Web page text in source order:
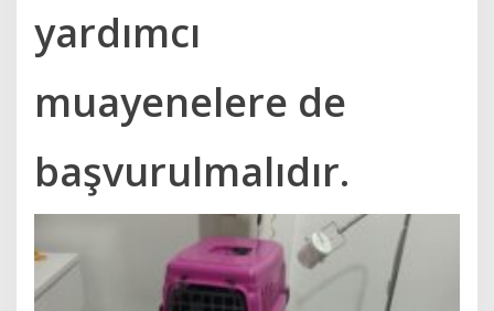
yardımcı
muayenelere de
başvurulmalıdır.